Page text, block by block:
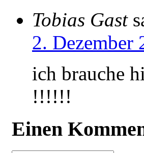
Tobias Gast
2. Dezember
ich brauche
!!!!!!
Einen